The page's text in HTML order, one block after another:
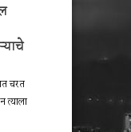
चरत
त्याला